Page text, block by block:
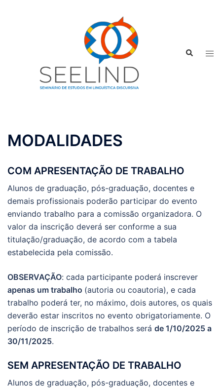
Search
MODALIDADES
COM APRESENTAÇÃO DE TRABALHO
Alunos de graduação, pós-graduação, docentes e
demais profissionais poderão participar do evento
enviando trabalho para a comissão organizadora. O
valor da inscrição deverá ser conforme a sua
titulação/graduação, de acordo com a tabela
estabelecida pela comissão.
OBSERVAÇÃO: cada participante poderá inscrever
apenas um trabalho (autoria ou coautoria), e cada
trabalho poderá ter, no máximo, dois autores, os quais
deverão estar inscritos no evento obrigatoriamente. O
período de inscrição de trabalhos será de 1/10/2025 a
30/11/2025.
SEM APRESENTAÇÃO DE TRABALHO
Alunos de graduação, pós-graduação, docentes e